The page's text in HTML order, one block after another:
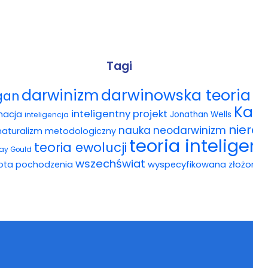
Tagi
darwinizmdarwinowska
inteligencja inteligentny projekt Jonathan Wells
metodologiczny nauka neodarwinizm
Gould teoria ewolucji teoria
pochodzenia wszechświat wyspecyfikowana